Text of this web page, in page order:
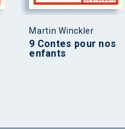
Martin Winckler
9 Contes pour nos
enfants